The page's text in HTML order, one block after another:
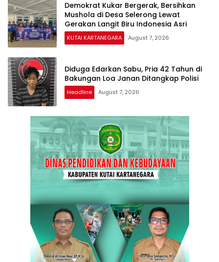
Demokrat Kukar Bergerak, Bersihkan
Mushola di Desa Selerong Lewat
Gerakan Langit Biru Indonesia Asri
KUTAI KARTANEGARA August 7, 2026
Diduga Edarkan Sabu, Pria 42 Tahun di
Bakungan Loa Janan Ditangkap Polisi
Headline August 7, 2026